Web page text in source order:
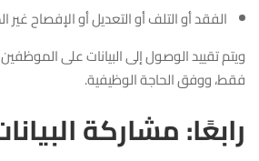
الفقد أو التلف أو التعديل أو الإفصاح غير
ويتم تقييد الوصول إلى البيانات على
فقط، ووفق الحاجة الوظيفية.
رابعًا: مشاركة